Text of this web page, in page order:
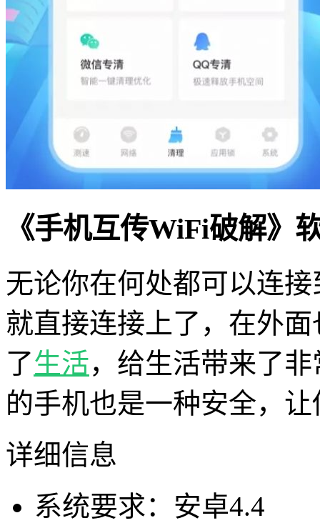
《手机互传WiFi破解》
无论你在何处都可以连
就直接连接上了，在外
了生活，给生活带来了
的手机也是一种安全，
详细信息
系统要求：安卓4.4